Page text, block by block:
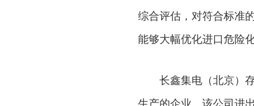
综合评估，对符合标准
能够大幅优化进口危险
长鑫集电（北京）
生产的企业。该公司进